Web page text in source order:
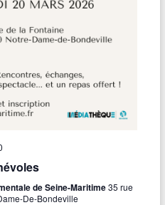
de Seine-Maritime35 rue
De-Bondeville